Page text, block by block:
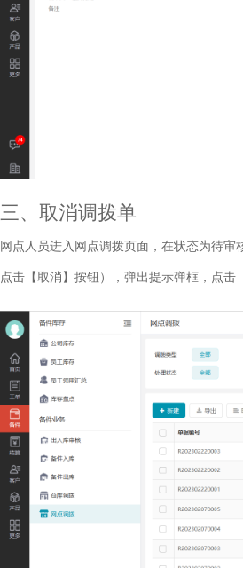
三、取消调拨单
网点人员进入网点调拨页面，在状态为待
点击【取消】按钮），弹出提示弹框，点击